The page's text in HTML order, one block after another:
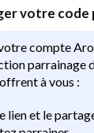
votre code
compte
parrainage
à vous :
lien et le